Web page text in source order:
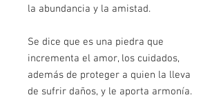
la abundancia y la amistad.
Se dice que es una piedra que
incrementa el amor, los cuidados,
además de proteger a quien la lleva
de sufrir daños, y le aporta armonía.